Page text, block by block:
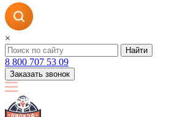
×
Найти
8 800 707 53 09
Заказать звонок